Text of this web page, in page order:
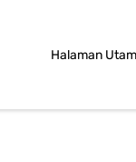
Halaman